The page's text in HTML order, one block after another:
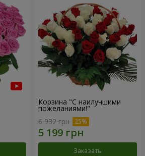
Корзина "С наилучшими
пожеланиями!"
6 932 грн
Заказать